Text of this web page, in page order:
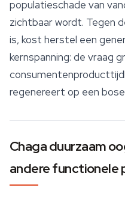
populatieschade van
zichtbaar wordt. Tegen
is, kost herstel een
kernspanning: de vraag
regenereert op een
Chaga duurzaam
andere functionele